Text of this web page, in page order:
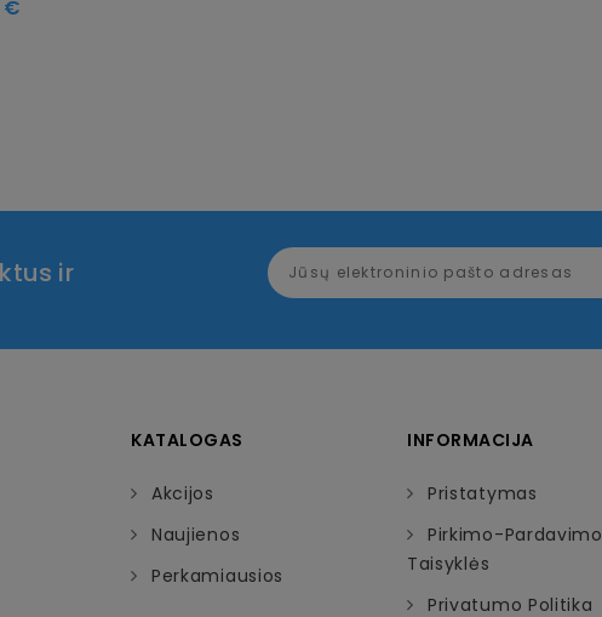
€
ir
KATALOGAS
Akcijos
Naujienos
Perkamiausios
INFORMACIJA
Pristatymas
Pirkimo-Pardavimo
Taisyklės
Privatumo Politika